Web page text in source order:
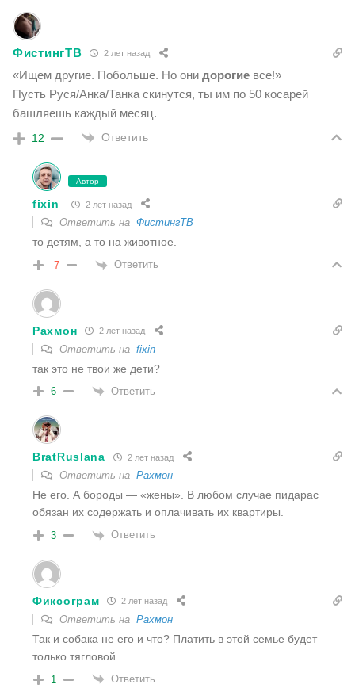
ФистингТВ 2 лет назад
«Ищем другие. Побольше. Но они дорогие все!»
Пусть Руся/Анка/Танка скинутся, ты им по 50 косарей
башляешь каждый месяц.
12 Ответить
Автор
fixin 2 лет назад
Ответить на ФистингТВ
то детям, а то на животное.
-7 Ответить
Рахмон 2 лет назад
Ответить на fixin
так это не твои же дети?
6 Ответить
BratRuslana 2 лет назад
Ответить на Рахмон
Не его. А бороды — «жены». В любом случае пидарас
обязан их содержать и оплачивать их квартиры.
3 Ответить
Фиксограм 2 лет назад
Ответить на Рахмон
Так и собака не его и что? Платить в этой семье будет
только тягловой
1 Ответить